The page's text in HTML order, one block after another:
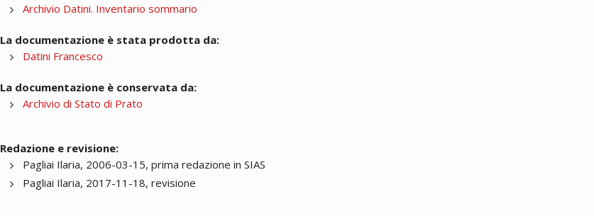
Archivio Datini. Inventario sommario
La documentazione è stata prodotta da:
Datini Francesco
La documentazione è conservata da:
Archivio di Stato di Prato
Redazione e revisione:
Pagliai Ilaria, 2006-03-15, prima redazione in SIAS
Pagliai Ilaria, 2017-11-18, revisione